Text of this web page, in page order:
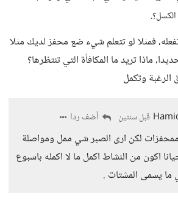
فمثلا لو تتعلم شيء ضع محفز لديك مثلا
ماذا تريد ما المكافأة التي تنتظرها؟
الرغبة وتكمل
قبل سنتين أضف ردا
لكن ارى الصبر شي ممل ومواصلة
اكون من النشاط اكمل ما لا اكمله باسبوع
يسمى المشتات .